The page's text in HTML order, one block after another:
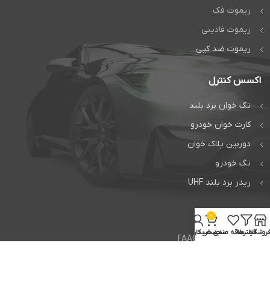
ریموت فک
ریموت فادینی
ریموت ضد کپی
اکسس کنترل
تگ خوان برد بلند
کارت خوان خودرو
دوربین پلاک خوان
تگ خودرو
ریدر برد بلند UHF
خدمات
تعمیر جک فک FAAC
فروشگاهفیلترهاعلاقه مندی
0
سبد خرید
حساب کاربری من